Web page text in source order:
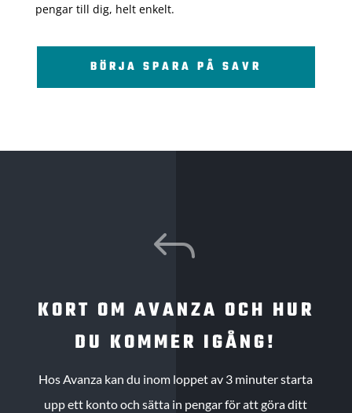
pengar till dig, helt enkelt.
BÖRJA SPARA PÅ SAVR
J
KORT OM AVANZA OCH HUR
DU KOMMER IGÅNG!
Hos Avanza kan du inom loppet av 3 minuter starta
upp ett konto och sätta in pengar för att göra ditt